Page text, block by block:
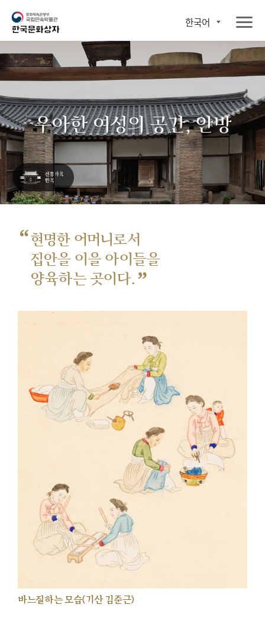
한국어
우아한 여성의 공간, 안방
“현명한 어머니로서
집안을 이을 아이들을
양육하는 곳이다. ”
바느질하는 모습(기산 김준근)